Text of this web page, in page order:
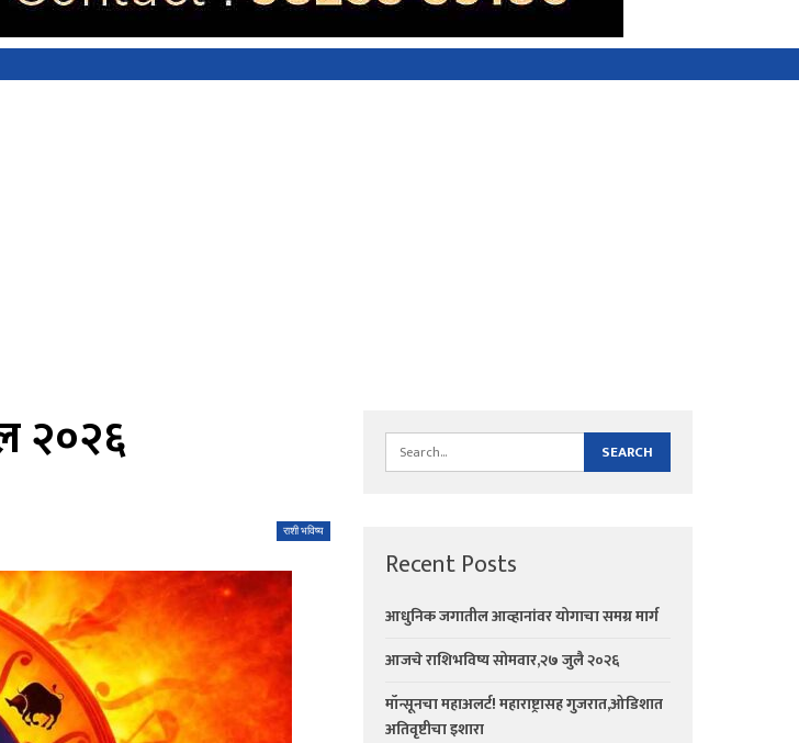
२०२६
राशी भविष्य
Recent Posts
आधुनिक जगातील आव्हानांवर योगाचा समग्र मार्ग
आजचे राशिभविष्य सोमवार,२७ जुलै २०२६
मॉन्सूनचा महाअलर्ट! महाराष्ट्रासह गुजरात,ओडिशात
अतिवृष्टीचा इशारा